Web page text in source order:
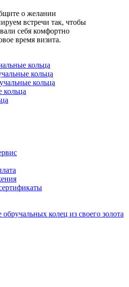
о желании
встречи так, чтобы
себя комфортно
время визита.
кольца
кольца
кольца
колец из своего золота